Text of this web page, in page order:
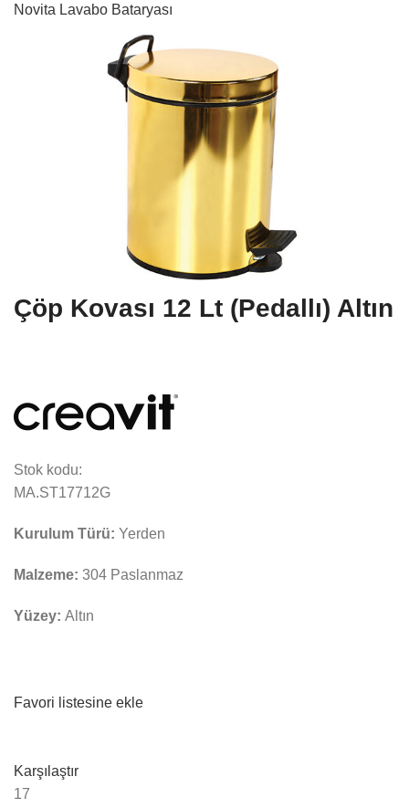
Novita Lavabo Bataryası
Çöp Kovası 12 Lt (Pedallı) Altın
Stok kodu:
MA.ST17712G
Kurulum Türü: Yerden
Malzeme: 304 Paslanmaz
Yüzey: Altın
Favori listesine ekle
Karşılaştır
17